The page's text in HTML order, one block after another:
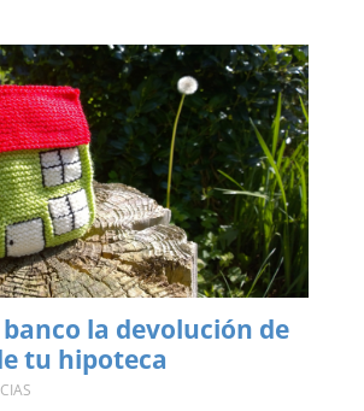
la devolución de
tu hipoteca